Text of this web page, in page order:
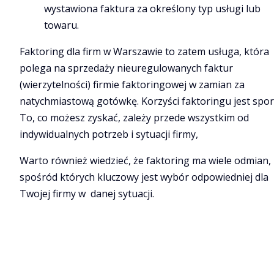
wystawiona faktura za określony typ usługi lub
towaru.
Faktoring dla firm w Warszawie to zatem usługa, która
polega na sprzedaży nieuregulowanych faktur
(wierzytelności) firmie faktoringowej w zamian za
natychmiastową gotówkę. Korzyści faktoringu jest
To, co możesz zyskać, zależy przede wszystkim od
indywidualnych potrzeb i sytuacji firmy,
Warto również wiedzieć, że faktoring ma wiele odmian,
spośród których kluczowy jest wybór odpowiedniej dla
Twojej firmy w danej sytuacji.